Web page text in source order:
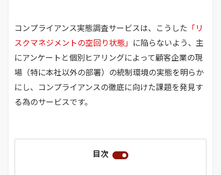
コンプライアンス実態調査サービスは、こうした 「リ
スクマネジメントの空回り状態」 に陥らないよう、主
にアンケートと個別ヒアリングによって顧客企業の現
場（特に本社以外の部署）の統制環境の実態を明らか
にし、コンプライアンスの徹底に向けた課題を発見す
る為のサービスです。
目次